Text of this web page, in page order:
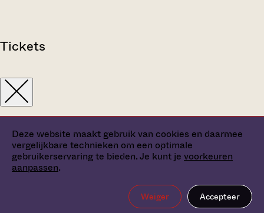
Deze website maakt gebruik van cookies en daarmee
vergelijkbare technieken om een optimale
gebruikerservaring te bieden. Je kunt je voorkeuren
aanpassen.
Weiger Accepteer
Tickets